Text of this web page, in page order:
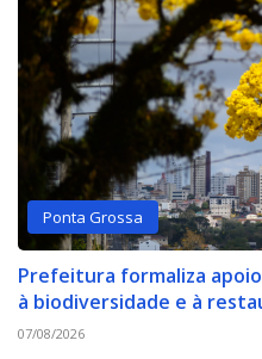
Ponta Grossa
Prefeitura formaliza
à biodiversidade e à
07/08/2026